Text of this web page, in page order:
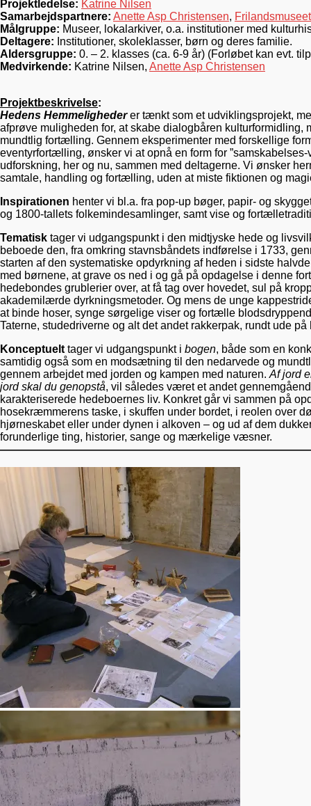
Projektledelse: Katrine Nilsen
Samarbejdspartnere: Anette Asp Christensen, Frilandsmuseet
Målgruppe: Museer, lokalarkiver, o.a. institutioner med
Deltagere: Institutioner, skoleklasser, børn og deres familie.
Aldersgruppe: 0. – 2. klasses (ca. 6-9 år) (Forløbet kan evt.
Medvirkende: Katrine Nilsen, Anette Asp Christensen
Projektbeskrivelse:
Hedens Hemmelighederer tænkt som et udviklingsprojekt,
afprøve muligheden for, at skabe dialogbåren kulturformidling,
mundtlig fortælling. Gennem eksperimenter med forskellige
eventyrfortælling, ønsker vi at opnå en form for
udforskning, her og nu, sammen med deltagerne. Vi ønsker
samtale, handling og fortælling, uden at miste fiktionen og
Inspirationen henter vi bl.a. fra pop-up bøger, papir- og
og 1800-tallets folkemindesamlinger, samt vise og
Tematisk tager vi udgangspunkt i den midtjyske hede og
beboede den, fra omkring stavnsbåndets indførelse i 1733,
starten af den systematiske opdyrkning af heden i sidste
med børnene, at grave os ned i og gå på opdagelse i denne
hedebondes grublerier over, at få tag over hovedet, sul på
akademilærde dyrkningsmetoder. Og mens de unge
at binde hoser, synge sørgelige viser og fortælle
Taterne, studedriverne og alt det andet rakkerpak, rundt ude på
Konceptuelt tager vi udgangspunkt i bogen, både som en
samtidig også som en modsætning til den nedarvede og
gennem arbejdet med jorden og kampen med naturen. Af jord
jord skal du genopstå, vil således været et andet
karakteriserede hedeboernes liv. Konkret går vi sammen på
hosekræmmerens taske, i skuffen under bordet, i reolen over
hjørneskabet eller under dynen i alkoven – og ud af dem
forunderlige ting, historier, sange og mærkelige væsner.